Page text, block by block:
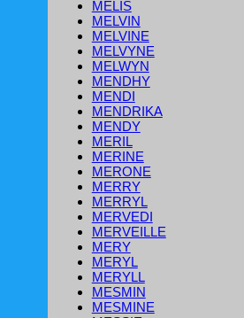
MELIS
MELVIN
MELVINE
MELVYNE
MELWYN
MENDHY
MENDI
MENDRIKA
MENDY
MERIL
MERINE
MERONE
MERRY
MERRYL
MERVEDI
MERVEILLE
MERY
MERYL
MERYLL
MESMIN
MESMINE